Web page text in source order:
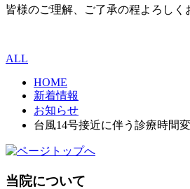
皆様のご理解、ご了承の程よろしく
ALL
HOME
新着情報
お知らせ
台風14号接近に伴う診療時間
当院について